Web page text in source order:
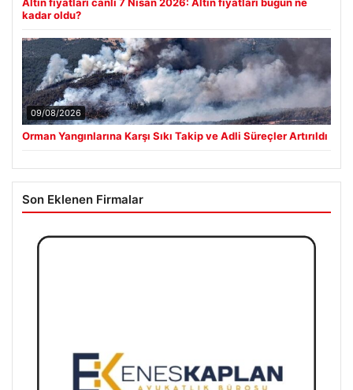
kadar oldu?
09/08/2026
Orman Yangınlarına Karşı Sıkı Takip ve Adli Süreçler Artırıldı
Son Eklenen Firmalar